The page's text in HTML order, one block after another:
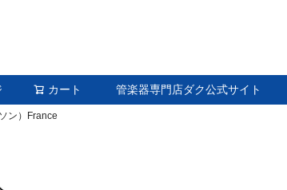
カート 管楽器専門店ダク公式サイト
検索
ン）France